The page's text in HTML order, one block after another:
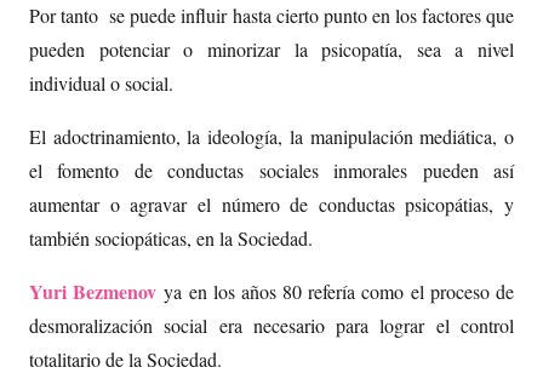
Por tanto se puede influir hasta cierto punto en los factores que
pueden potenciar o minorizar la psicopatía, sea a nivel
individual o social.
El adoctrinamiento, la ideología, la manipulación mediática, o
el fomento de conductas sociales inmorales pueden así
aumentar o agravar el número de conductas psicopátias, y
también sociopáticas, en la Sociedad.
Yuri Bezmenov ya en los años 80 refería como el proceso de
desmoralización social era necesario para lograr el control
totalitario de la Sociedad.